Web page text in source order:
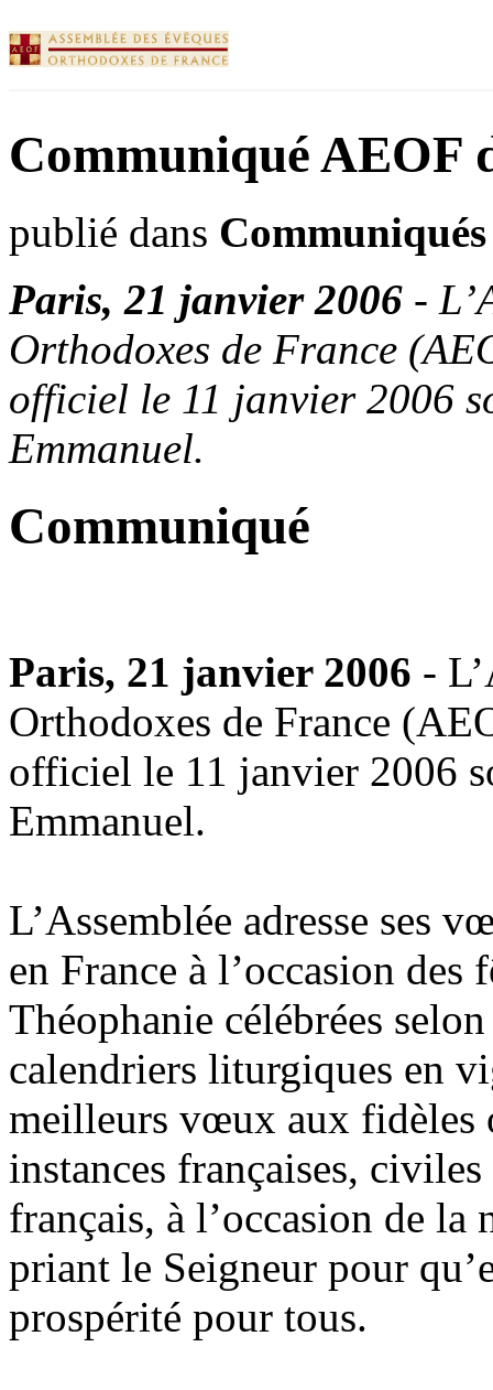
Communiqué AEOF
publié dans
Paris, 21 janvier2006 -
Orthodoxes de France (
officiel le 11 janvier2006
Emmanuel.
Communiqué
Paris, 21 janvier 2006 -
Orthodoxes de France
officiel le 11 janvier 2006
Emmanuel.
L’Assemblée adresse ses
en France à l’occasion
Théophanie célébrées
calendriers liturgiques en
meilleurs vœux aux fidèles
instances françaises,
français, à l’occasion de
priant le Seigneur pour
prospérité pour tous.